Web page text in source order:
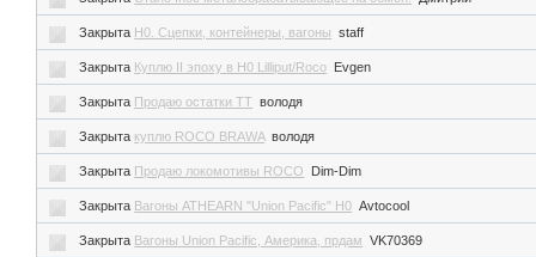
Закрыта H0. Сцепки, контейнеры, вагоны staff
Закрыта Куплю II эпоху в H0 Lilliput/Roco Evgen
Закрыта Продаю остатки ТТ володя
Закрыта куплю ROCO BRAWA володя
Закрыта Продаю локомотивы ROCO Dim-Dim
Закрыта Вагоны ATHEARN "Union Pacific" Н0 Avtocool
Закрыта Вагоны Union Pacific, Америка, прдам VK70369